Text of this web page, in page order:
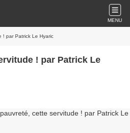
MENU
! par Patrick Le Hyaric
! par Patrick Le